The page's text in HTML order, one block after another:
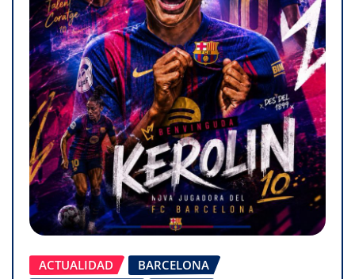
ACTUALIDAD
BARCELONA